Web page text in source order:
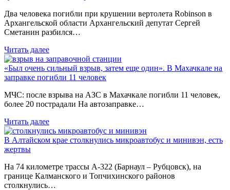
Два человека погибли при крушении вертолета Robinson в
Архангельской области Архангельский депутат Сергей
Сметанин разбился…
Читать далее
«Был очень сильный взрыв, затем еще один». В Махачкале на
заправке погибли 11 человек
МЧС: после взрыва на АЗС в Махачкале погибли 11 человек,
более 20 пострадали На автозаправке…
Читать далее
В Алтайском крае столкнулись микроавтобус и минивэн, есть
жертвы
На 74 километре трассы А-322 (Барнаул – Рубцовск), на
границе Калманского и Топчихинского районов
столкнулись…